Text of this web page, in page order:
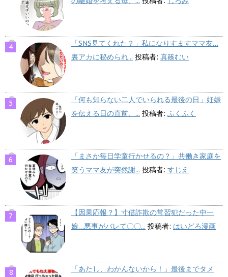
「SNS見てくれた？」私になりすますママ友…
裏アカに秘められ... 投稿者: 真篠むい
「何も知らない二人でいられる最後の日」妊娠
を伝える日の直前、... 投稿者: ふくふく
「まさか毎日学童行かせるの？」共働き家庭を
笑うママ友が突然謝... 投稿者: すじえ
【因果応報？】寸借詐欺の常習犯だった中一
娘…悪事がバレて〇〇... 投稿者: はいどろ漫画
「あたし、わかんないから！」最後までタメ